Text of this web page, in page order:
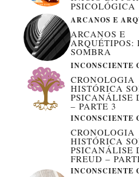
PSICOLÓGICA
ARCANOS E
ARCANOS E
ARQUÉTIPOS:
SOMBRA
INCONSCIENTE
CRONOLOGIA
HISTÓRICA
PSICANÁLISE
– PARTE 3
INCONSCIENTE
CRONOLOGIA
HISTÓRICA
PSICANÁLISE
FREUD –
INCONSCIENTE